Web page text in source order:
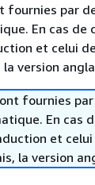
fournies par
En cas de
et celui
version
fournies
En cas
et celui
la version